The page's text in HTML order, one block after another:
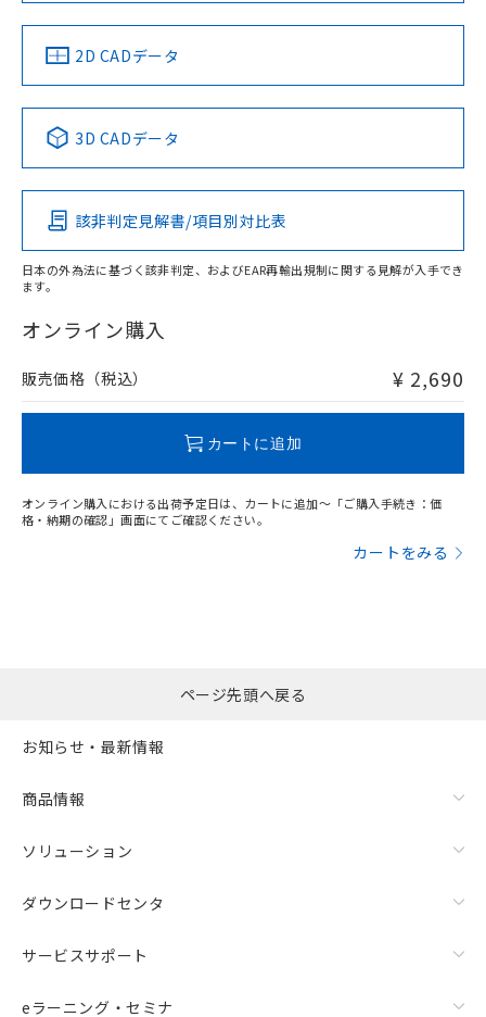
中国 RoHS 注意事項・凡例
Pb Hg Cd Cr(VI)
O
在庫等で未対応品が混在する可能性があります。
問い合わせください。
2D CADデータ
3D CADデータ
該非判定見解書/項目別対比表
日本の外為法に基づく該非判定、およびEAR再輸出規制に関する見解が入手でき
ます。
オンライン購入
販売価格（税込） ¥ 2,690
カートに追加
オンライン購入における出荷予定日は、カートに追加～「ご購入手続き：価
格・納期の確認」画面にてご確認ください。
カートをみる
ページ先頭へ戻る
お知らせ・最新情報
商品情報
ソリューション
ダウンロードセンタ
サービスサポート
eラーニング・セミナ